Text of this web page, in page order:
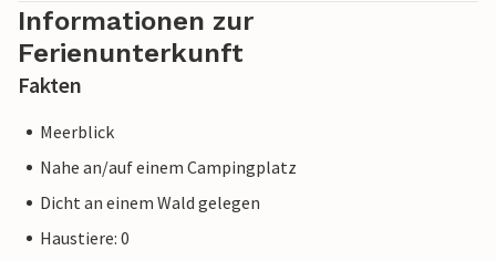
Informationen zur
Ferienunterkunft
Fakten
Meerblick
Nahe an/auf einem Campingplatz
Dicht an einem Wald gelegen
Haustiere: 0